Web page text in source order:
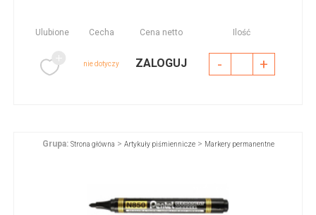
Ulubione Cecha Cena netto Ilość
nie dotyczy ZALOGUJ - +
Grupa: Strona główna > Artykuły piśmiennicze> Markery permanentne